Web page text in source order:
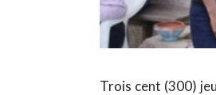
Trois cent (300)